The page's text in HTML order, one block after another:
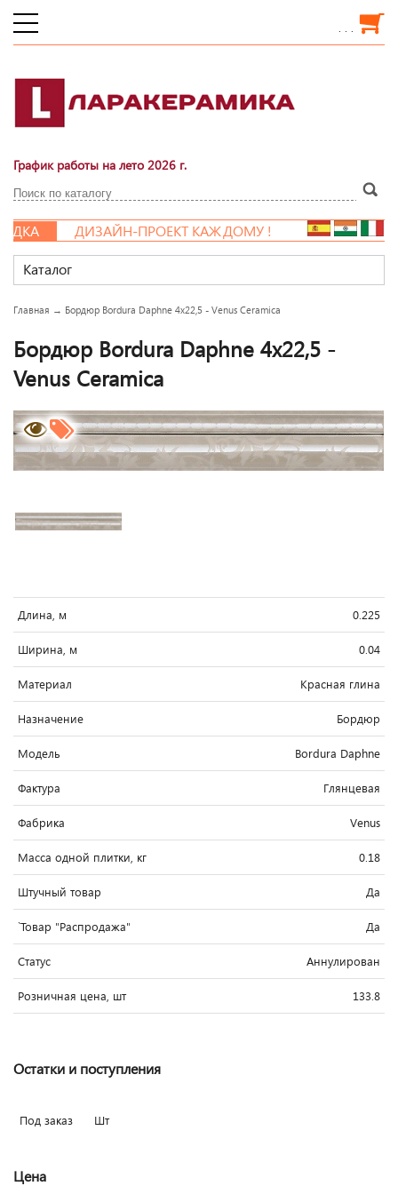
. . .
График работы на лето 2026 г.
ДИЗАЙН-ПРОЕКТ КАЖДОМУ !
Каталог
Главная → Бордюр Bordura Daphne 4x22,5 - Venus Ceramica
Бордюр Bordura Daphne 4x22,5 -
Venus Ceramica
Длина, м 0.225
Ширина, м 0.04
Материал Красная глина
Назначение Бордюр
Модель Bordura Daphne
Фактура Глянцевая
Фабрика Venus
Масса одной плитки, кг 0.18
Штучный товар Да
`Товар "Распродажа" Да
Статус Аннулирован
Розничная цена, шт 133.8
Остатки и поступления
Под заказ Шт
Цена